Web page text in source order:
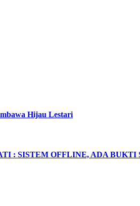
Hijau Lestari
: SISTEM OFFLINE, ADA